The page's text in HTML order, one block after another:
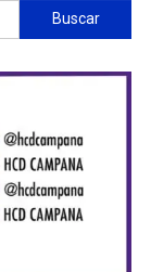
Buscar: